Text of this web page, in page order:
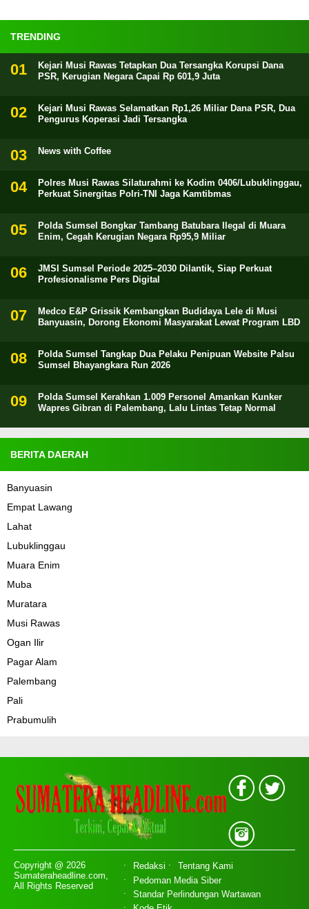
TRENDING
Kejari Musi Rawas Tetapkan Dua Tersangka Korupsi Dana
PSR, Kerugian Negara Capai Rp 601,9 Juta
Kejari Musi Rawas Selamatkan Rp1,26 Miliar Dana PSR, Dua
Pengurus Koperasi Jadi Tersangka
News with Coffee
Polres Musi Rawas Silaturahmi ke Kodim 0406/Lubuklinggau,
Perkuat Sinergitas Polri-TNI Jaga Kamtibmas
Polda Sumsel Bongkar Tambang Batubara Ilegal di Muara
Enim, Cegah Kerugian Negara Rp95,9 Miliar
JMSI Sumsel Periode 2025–2030 Dilantik, Siap Perkuat
Profesionalisme Pers Digital
Medco E&P Grissik Kembangkan Budidaya Lele di Musi
Banyuasin, Dorong Ekonomi Masyarakat Lewat Program LBD
Polda Sumsel Tangkap Dua Pelaku Penipuan Website Palsu
Sumsel Bhayangkara Run 2026
Polda Sumsel Kerahkan 1.009 Personel Amankan Kunker
Wapres Gibran di Palembang, Lalu Lintas Tetap Normal
BERITA DAERAH
Banyuasin
Empat Lawang
Lahat
Lubuklinggau
Muara Enim
Muba
Muratara
Musi Rawas
Ogan Ilir
Pagar Alam
Palembang
Pali
Prabumulih
Copyright @ 2026
Sumateraheadline.com,
All Rights Reserved
Redaksi
Tentang Kami
Pedoman Media Siber
Standar Perlindungan Wartawan